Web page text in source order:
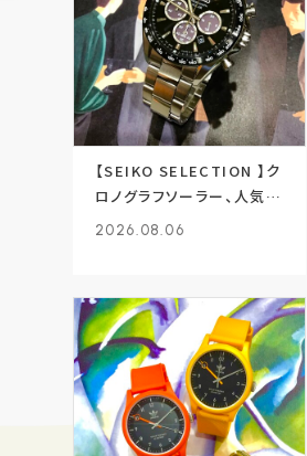
【SEIKO SELECTION 】ク
ロノグラフソーラー、人気で
す
2026.08.06